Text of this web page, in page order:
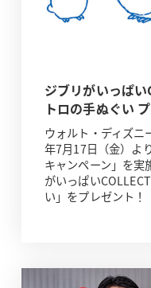
ジブリがいっぱ
トロの手ぬぐい
ウォルト・ディズ
年7月17日（金）よ
キャンペーン」を実
がいっぱい
い」をプレゼント！